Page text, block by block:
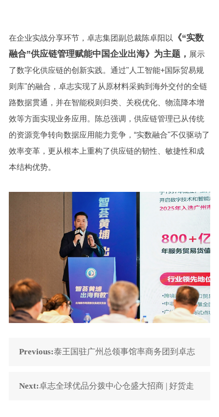
在企业实战分享环节，卓志集团副总裁陈卓阳以
《“实数
融合”供应链管理赋能中国企业出海》为主题， 展示
了数字化供应链的创新实践。通过" 人工智能+国际贸易规
则库"的融合，卓志实现了从原材料采购到海外交付的全链
路数据贯通，并在智能税则归类、关税优化、物流降本增
效等方面实现业务应用。陈总强调，供应链管理已从传统
的资源竞争转向数据应用能力竞争，“实数融合"不仅驱动了
效率变革，更从根本上重构了供应链的韧性、敏捷性和成
本结构优势。
Previous:泰王国驻广州总领事馆率商务团到卓志
Next:卓志全球优品分拨中心仓盛大招商 | 好货走